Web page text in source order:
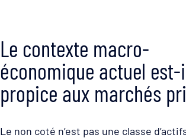
Le contexte macro-
économique actuel est-
propice aux marchés
Le non coté n’est pas une classe